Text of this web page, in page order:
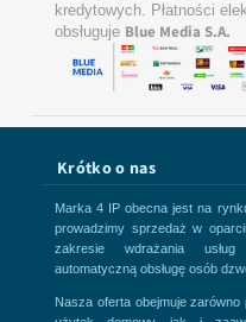
kredytowych. Płatności
obsługuje Blue Media S.A.
Krótko o nas
Marka 4 IP obecna jest na
prowadzimy sprzedaż w
zakresie wdrażania usług
automatyczną obsługę osób
Nasza oferta obejmuje